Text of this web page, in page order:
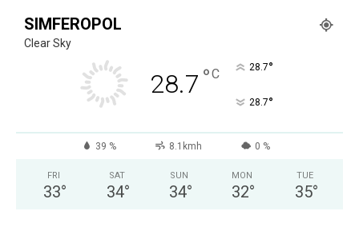
SIMFEROPOL
Clear Sky
28.7 °C 28.7°
28.7°
39 % 8.1kmh 0 %
FRI
33°
SAT
34°
SUN
34°
MON
32°
TUE
35°